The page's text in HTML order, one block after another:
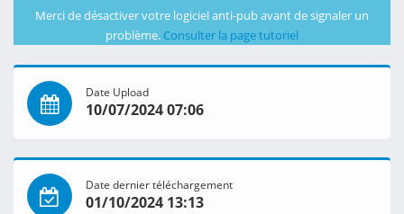
Merci de désactiver votre logiciel anti-pub avant de signaler un
problème. Consulter la page tutoriel
Date Upload
10/07/2024 07:06
Date dernier téléchargement
01/10/2024 13:13